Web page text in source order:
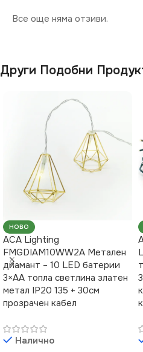
Все още няма отзиви.
Други Подобни
НОВО
ACA Lighting
FMGDIAM10WW2A Метален
диамант – 10 LED батерии
3×AA топла светлина златен
метал IP20 135 + 30см
прозрачен кабел
Налично